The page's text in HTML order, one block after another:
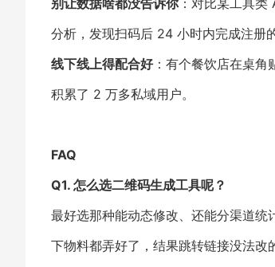
别让数据啥都没告诉你：对比某工具类
分析，发现扫码后 24 小时内完成注册
线下线上得配合好：有个餐饮店在桌角
积累了 2 万多私域用户。
FAQ
Q1. 怎么选二维码生成工具呢？
最好选那种能动态修改、还能分渠道
下物料都弄好了，结果跳转链接没法改